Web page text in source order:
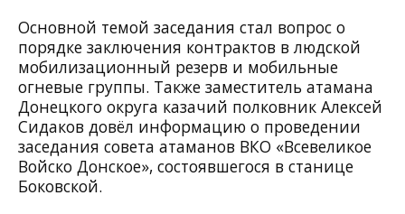
Основной темой заседания стал вопрос о
порядке заключения контрактов в людской
мобилизационный резерв и мобильные
огневые группы. Также заместитель атамана
Донецкого округа казачий полковник Алексей
Сидаков довёл информацию о проведении
заседания совета атаманов ВКО «Всевеликое
Войско Донское», состоявшегося в станице
Боковской.